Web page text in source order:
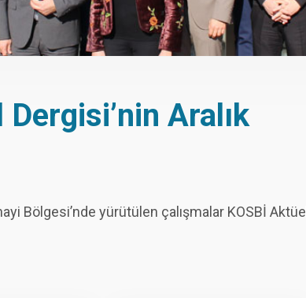
Aralık
Bölgesi’nde yürütülen çalışmalar KOSBİ Aktüel